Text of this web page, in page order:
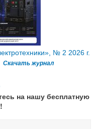
№ 2 2026 г.
Скачать журнал
на нашу бесплатную